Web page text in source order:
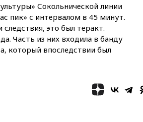
14:20 Генпрокурором США
стал Тодд Бланш
13:37 Пляжи Геленджика
закрыты из-за опасности БПЛА
13:03Испания ввела
Возгорание на Ильском
НПЗ, вызванное атакой БПЛА,
Сокольнической линии
пик» с интервалом в 45 минут.
это был теракт.
Часть из них входила в банду
который впоследствии был